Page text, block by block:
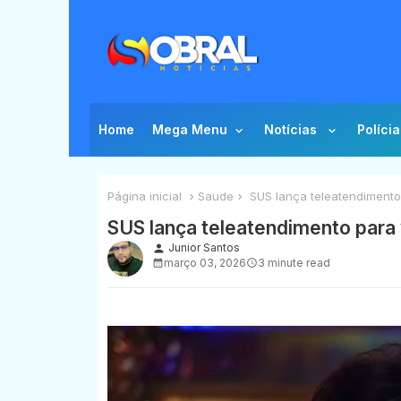
Home Mega Menu Notícias Polícia
Página inicial Saude SUS lança
SUS lança teleatendimento
person Junior Santos
março 03, 2026
3 minute read